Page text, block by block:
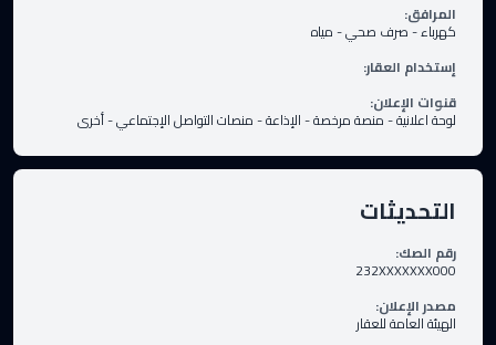
المرافق:
كهرباء-صرف صحي-مياه
إستخدام العقار:
قنوات الإعلان:
لوحة اعلانية-منصة مرخصة-الإذاعة-منصات التواصل الإجتماعي-أخرى
التحديثات
رقم الصك:
232XXXXXXX000
مصدر الإعلان:
الهيئة العامة للعقار